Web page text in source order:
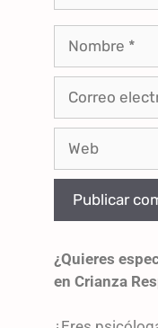
¿Quieres
en Crianza